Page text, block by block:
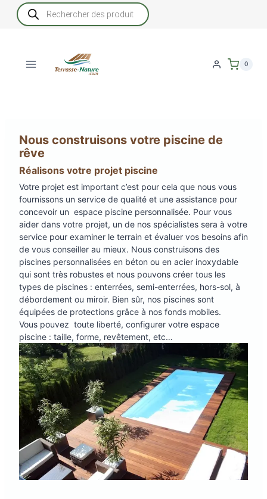
Recherche
de
produits
0
Nous construisons votre piscine de
rêve
Réalisons votre projet piscine
Votre projet est important c’est pour cela que nous vous
fournissons un service de qualité et une assistance pour
concevoir un espace piscine personnalisée. Pour vous
aider dans votre projet, un de nos spécialistes sera à votre
service pour examiner le terrain et évaluer vos besoins afin
de vous conseiller au mieux. Nous construisons des
piscines personnalisées en béton ou en acier inoxydable
qui sont très robustes et nous pouvons créer tous les
types de piscines : enterrées, semi-enterrées, hors-sol, à
débordement ou miroir. Bien sûr, nos piscines sont
équipées de protections grâce à nos fonds mobiles.
Vous pouvez toute liberté, configurer votre espace
piscine : taille, forme, revêtement, etc…